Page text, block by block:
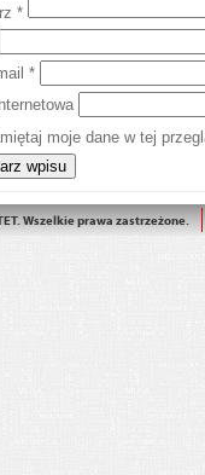
*
*
moje dane w tej
Wszelkie prawa zastrzeżone.